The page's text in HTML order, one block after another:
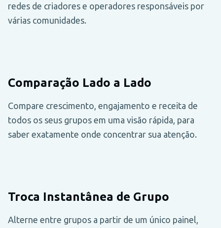
redes de criadores e operadores responsáveis por
várias comunidades.
Comparação Lado a Lado
Compare crescimento, engajamento e receita de
todos os seus grupos em uma visão rápida, para
saber exatamente onde concentrar sua atenção.
Troca Instantânea de Grupo
Alterne entre grupos a partir de um único painel,